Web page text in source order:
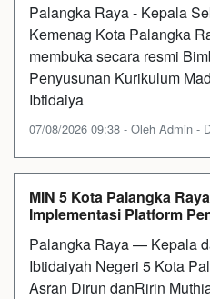
Palangka Raya - Kepala
Kemenag Kota Palangka
membuka secara resmi
Penyusunan Kurikulum
Ibtidaiya
07/08/2026 09:38 - Oleh Admin -
MIN 5 Kota Palangka
Implementasi Platform
Palangka Raya — Kepala
Ibtidaiyah Negeri 5 Kota
Asran Dirun danRirin